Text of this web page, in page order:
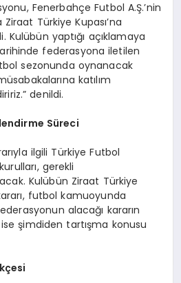
Fenerbahçe Futbol A.Ş.’nin
Türkiye Kupası’na
Kulübün yaptığı açıklamaya
federasyona iletilen
sezonunda oynanacak
katılım
denildi.
Süreci
ilgili Türkiye Futbol
gerekli
Kulübün Ziraat Türkiye
futbol kamuoyunda
alacağı kararın
şimdiden tartışma konusu